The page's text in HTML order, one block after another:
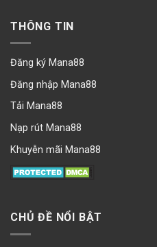
THÔNG TIN
Đăng ký Mana88
Đăng nhập Mana88
Tải Mana88
Nạp rút Mana88
Khuyễn mãi Mana88
CHỦ ĐỀ NỔI BẬT